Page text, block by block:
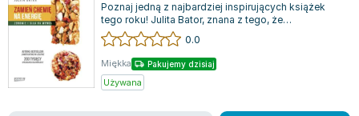
Poznaj jedną z najbardziej inspirujących książek
tego roku! Julita Bator, znana z tego, że
zrewolucjonizowała polskie podejście do...
0.0
Miękka Pakujemy dzisiaj
Używana